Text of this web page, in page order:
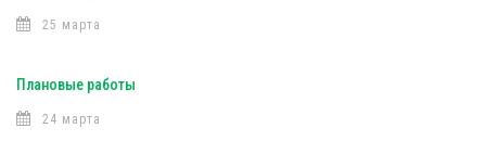
25 марта
Плановые работы
24 марта